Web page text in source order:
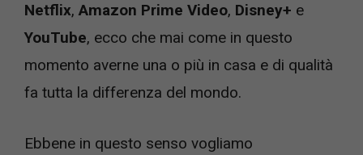
Netflix, Amazon Prime Video, Disney+ e
YouTube, ecco che mai come in questo
momento averne una o più in casa e di qualità
fa tutta la differenza del mondo.
Ebbene in questo senso vogliamo